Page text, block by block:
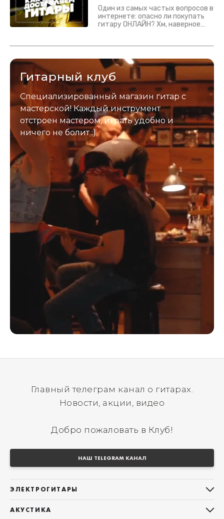
Один из самых частых вопросов в
интернете: опасно ли покупать
гитару ОНЛАЙН? Хм, наверное
застрахован. Случись что -
Гитарный клуб
Специализированный магазин гитар с
мастерской! Каждый инструмент
отстроен мастером, играть удобно и
ничего не болит :)
Главный телеграм канал о гитарах.
Новости, акции, видео
Добро пожаловать в Клуб!
НАШ TELEGRAM КАНАЛ
ЭЛЕКТРОГИТАРЫ
АКУСТИКА